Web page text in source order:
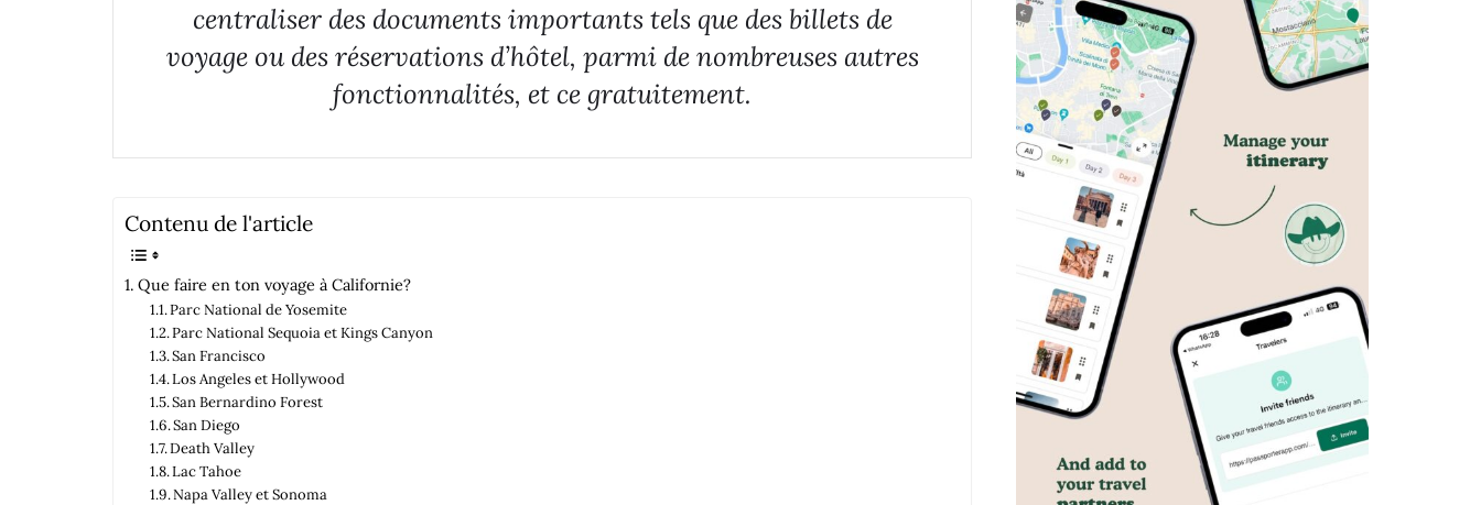
centraliser des documents importants tels que des billets de
voyage ou des réservations d’hôtel, parmi de nombreuses autres
fonctionnalités, et ce gratuitement.
Contenu de l'article
Que faire en ton voyage à Californie?
Parc National de Yosemite
Parc National Sequoia et Kings Canyon
San Francisco
Los Angeles et Hollywood
San Bernardino Forest
San Diego
Death Valley
Lac Tahoe
Napa Valley et Sonoma